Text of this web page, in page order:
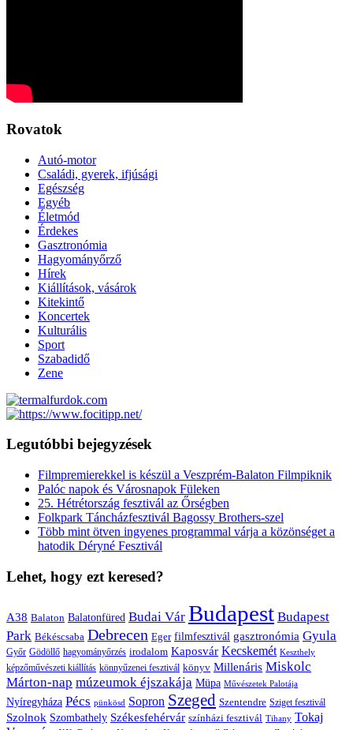
Rovatok
Autó-motor
Családi, gyerek, ifjúsági
Egészség
Egyéb
Életmód
Érdekes
Gasztronómia
Hagyományőrző
Hírek
Kiállítások, vásárok
Kitekintő
Koncertek
Kulturális
Sport
Szabadidő
Zene
Legutóbbi bejegyzések
Filmpremierekkel is készül a Veszprém-Balaton Filmpiknik
Palóc napok és Városnapok Füleken
25. Hétrétország fesztivál az Őrségben
Folkpark Táncházfesztivál Bagossy Brothers-szel
Több mint ötven ingyenes programmal várja a közönséget a
hatodik Déryné Fesztivál
Lehet, hogy ezt keresed?
A38 Balaton Balatonfüred Budai Vár Budapest Budapest
Park Békéscsaba Debrecen Eger filmfesztivál gasztronómia Gyula
Győr Gödöllő hagyományőrzés irodalom Kaposvár Kecskemét Keszthely
képzőművészeti kiállítás könnyűzenei fesztivál könyv Millenáris Miskolc
Márton-nap múzeumok éjszakája Müpa Művészetek Palotája
Nyíregyháza Pécs pünkösd Sopron Szeged Szentendre Sziget fesztivál
Szolnok Szombathely Székesfehérvár színházi fesztivál Tihany Tokaj